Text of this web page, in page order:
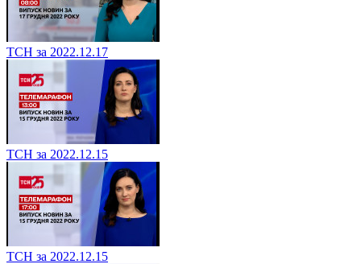
ТСН за 2022.12.17
ТСН за 2022.12.15
ТСН за 2022.12.15